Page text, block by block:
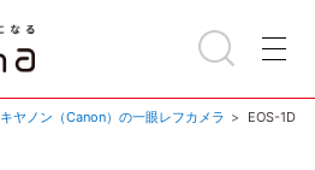
キヤノン（Canon）の一眼レフカメラ
EOS-1D